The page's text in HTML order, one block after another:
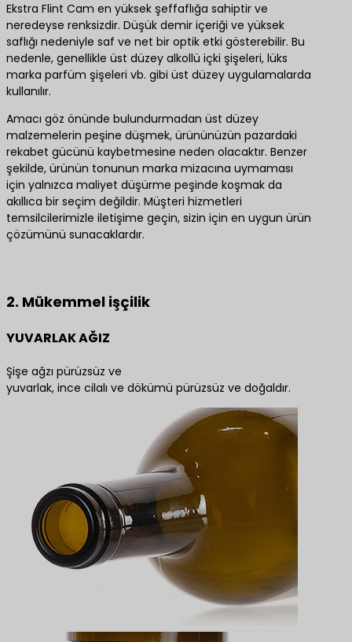
Ekstra Flint Cam en yüksek şeffaflığa sahiptir ve
neredeyse renksizdir. Düşük demir içeriği ve yüksek
saflığı nedeniyle saf ve net bir optik etki gösterebilir. Bu
nedenle, genellikle üst düzey alkollü içki şişeleri, lüks
marka parfüm şişeleri vb. gibi üst düzey uygulamalarda
kullanılır.
Amacı göz önünde bulundurmadan üst düzey
malzemelerin peşine düşmek, ürününüzün pazardaki
rekabet gücünü kaybetmesine neden olacaktır. Benzer
şekilde, ürünün tonunun marka mizacına uymaması
için yalnızca maliyet düşürme peşinde koşmak da
akıllıca bir seçim değildir. Müşteri hizmetleri
temsilcilerimizle iletişime geçin, sizin için en uygun ürün
çözümünü sunacaklardır.
2. Mükemmel işçilik
YUVARLAK AĞIZ
Şişe ağzı pürüzsüz ve
yuvarlak, ince cilalı ve dökümü pürüzsüz ve doğaldır.